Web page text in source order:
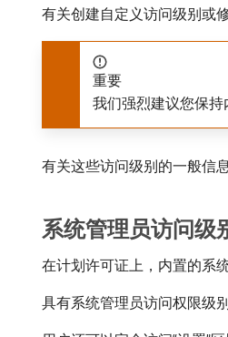
有关创建自定义访问级别或
重要
我们强烈建议您保持
有关这些访问级别的一般信
系统管理员访问级
在计划许可证上，内置的系
具有系统管理员访问权限级